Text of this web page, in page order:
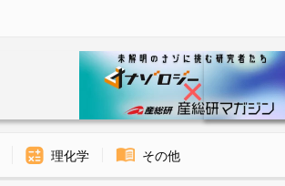
理化学 その他